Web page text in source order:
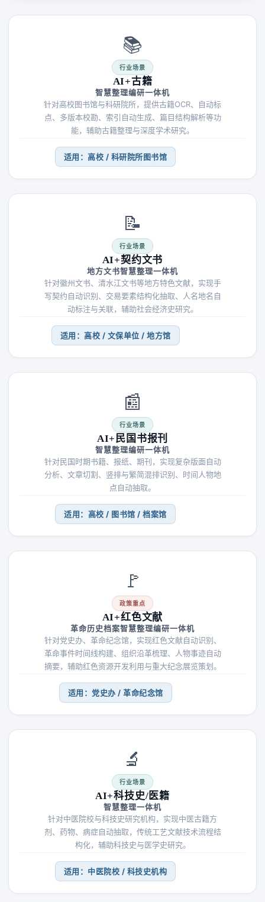
📚
行业场景
AI+古籍
智慧整理编研一体机
针对高校图书馆与科研院所，提供古籍OCR、自动标
点、多版本校勘、索引自动生成、篇目结构解析等功
能，辅助古籍整理与深度学术研究。
适用：高校 / 科研院所图书馆
📝
行业场景
AI+契约文书
地方文书智慧整理一体机
针对徽州文书、清水江文书等地方特色文献，实现手
写契约自动识别、交易要素结构化抽取、人名地名自
动标注与关联，辅助社会经济史研究。
适用：高校 / 文保单位 / 地方馆
📰
行业场景
AI+民国书报刊
智慧整理编研一体机
针对民国时期书籍、报纸、期刊，实现复杂版面自动
分析、文章切割、竖排与繁简混排识别、时间人物地
点自动抽取。
适用：高校 / 图书馆 / 档案馆
🚩
政策重点
AI+红色文献
革命历史档案智慧整理编研一体机
针对党史办、革命纪念馆，实现红色文献自动识别、
革命事件时间线构建、组织沿革梳理、人物事迹自动
摘要，辅助红色资源开发利用与重大纪念展览策划。
适用：党史办 / 革命纪念馆
🔬
行业场景
AI+科技史/医籍
智慧整理一体机
针对中医院校与科技史研究机构，实现中医古籍方
剂、药物、病症自动抽取，传统工艺文献技术流程结
构化，辅助科技史与医学史研究。
适用：中医院校 / 科技史机构